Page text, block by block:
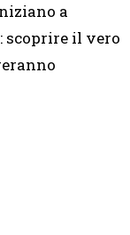
a
scoprire il vero